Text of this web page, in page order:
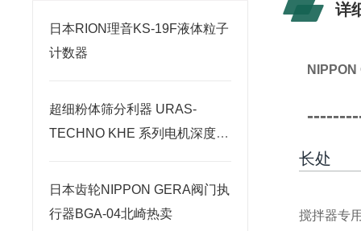
日本RION理音KS-19F液体粒子
计数器
超细粉体筛分利器 URAS-
TECHNO KHE 系列电机深度解
日本齿轮NIPPON GERA阀门执
行器BGA-04北崎热卖
详
长处
搅拌器专